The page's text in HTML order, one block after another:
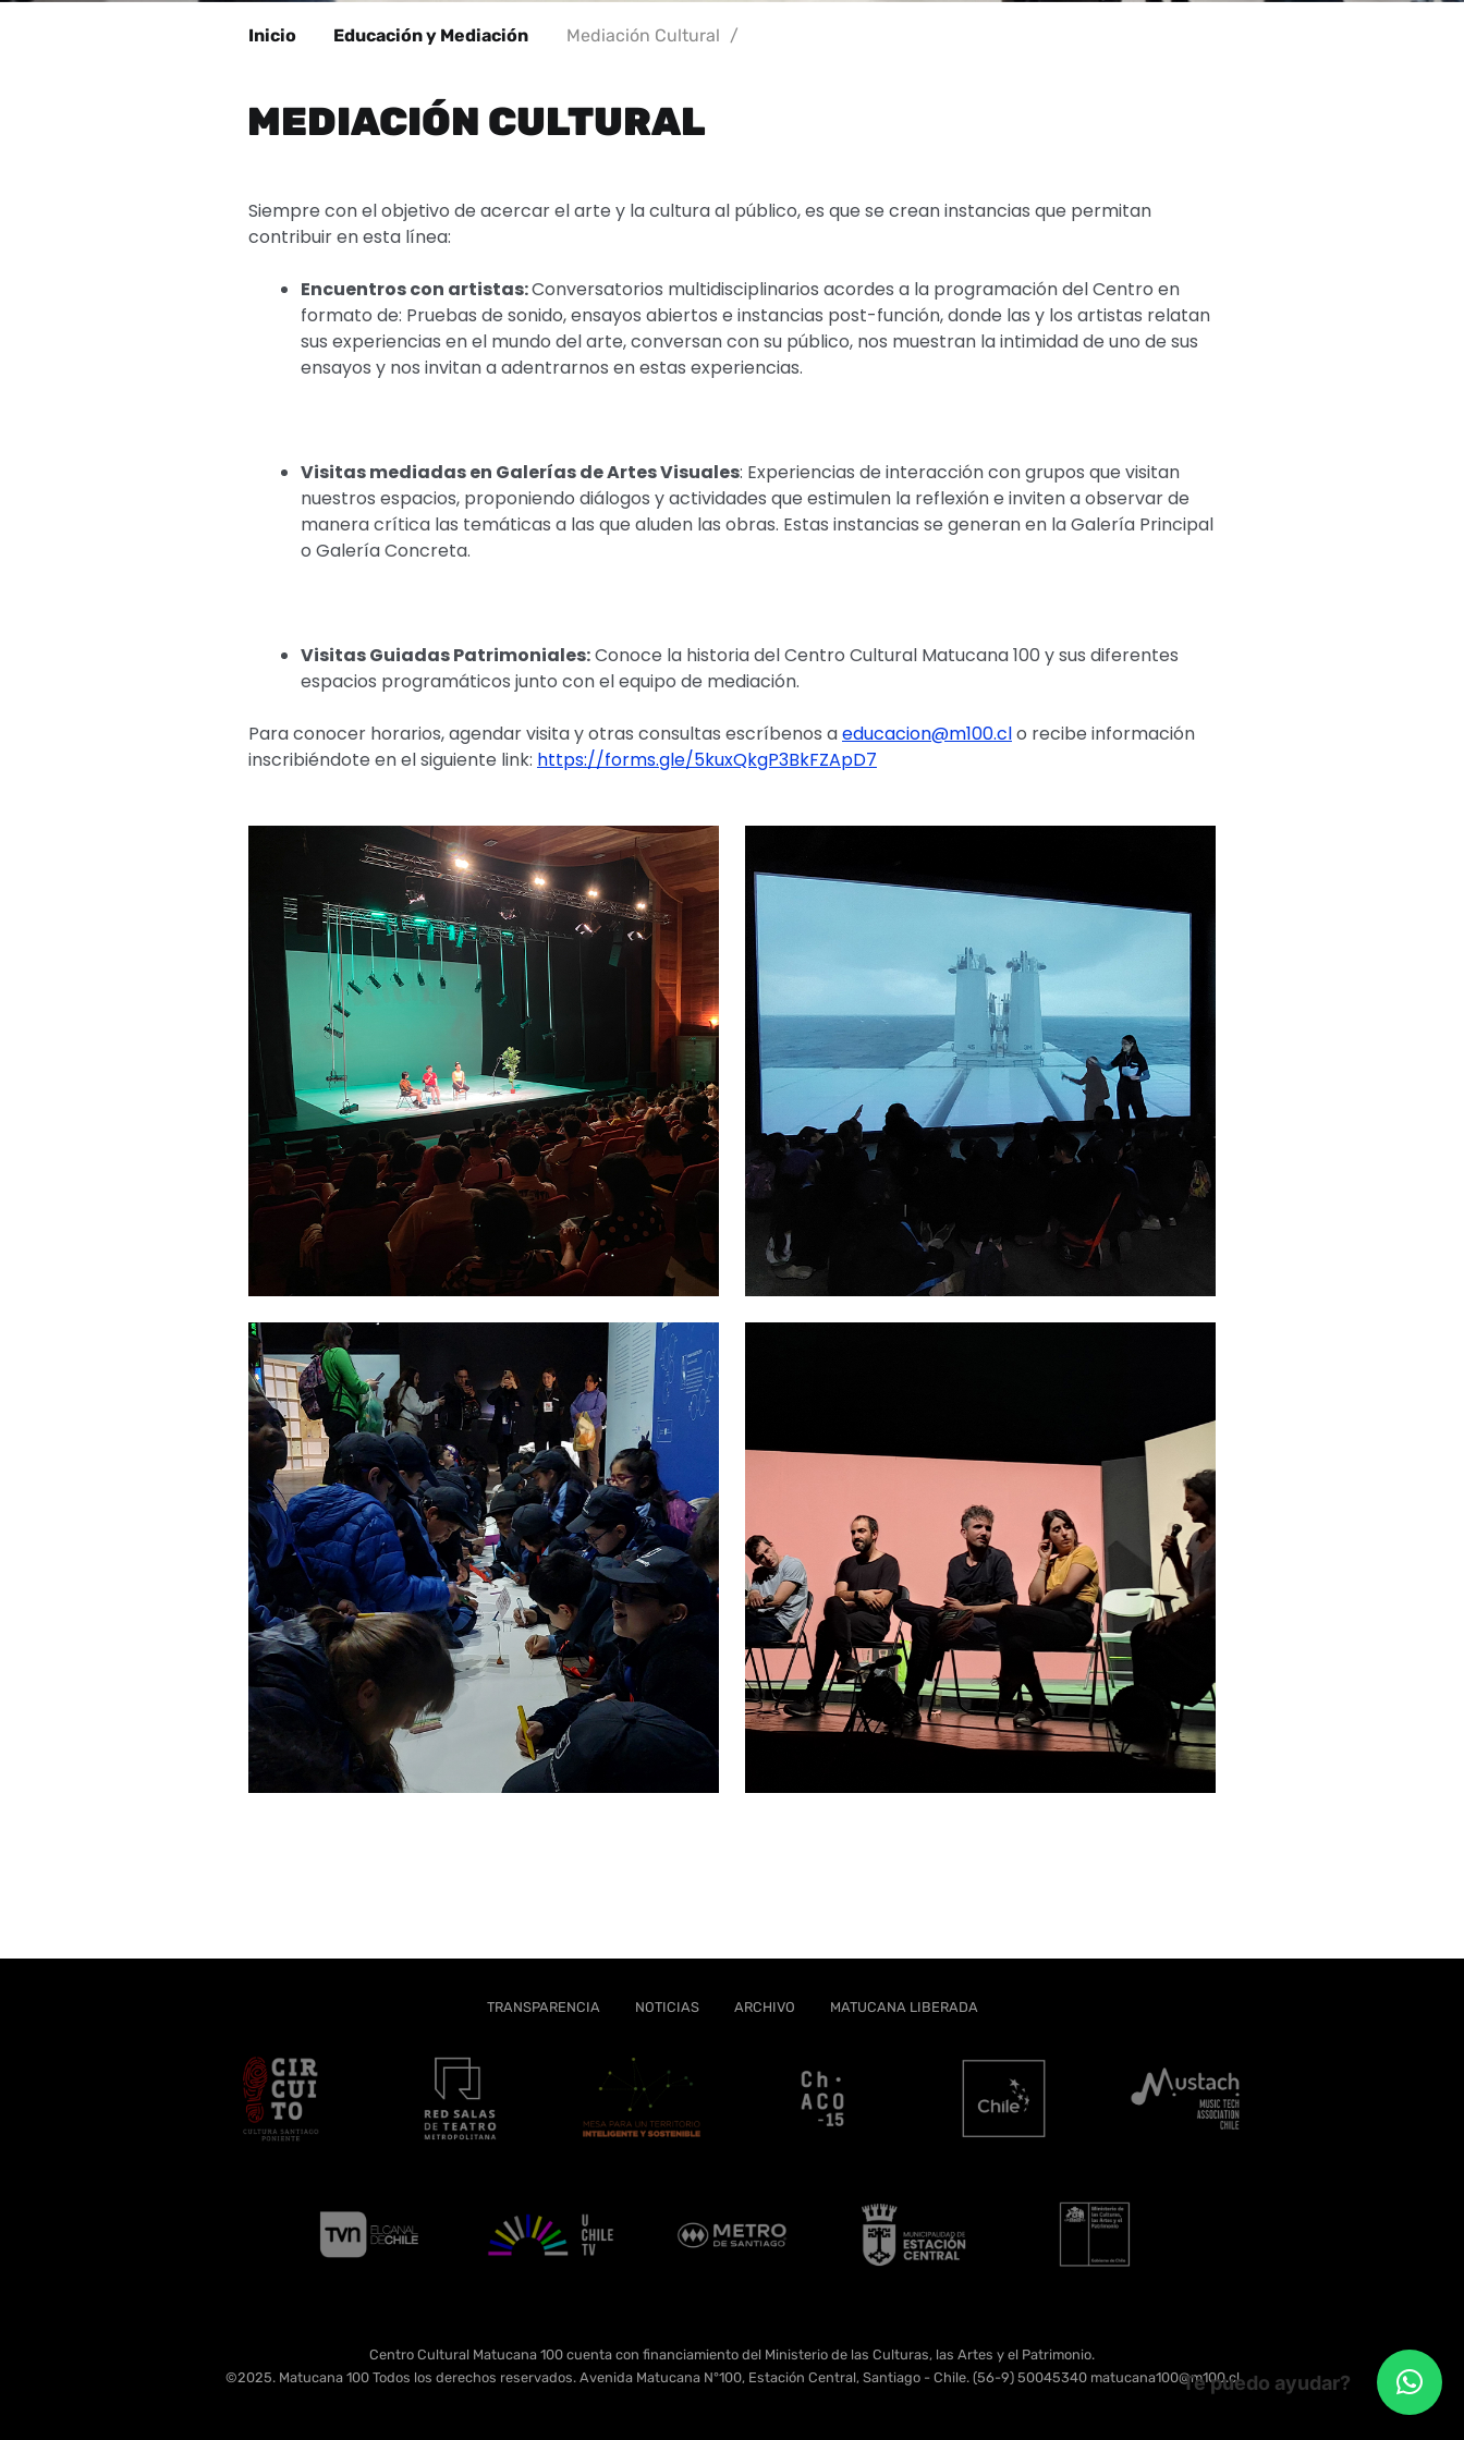
Inicio Educación y Mediación Mediación Cultural /
MEDIACIÓN CULTURAL
Siempre con el objetivo de acercar el arte y la cultura al público, es que se crean instancias que permitan
contribuir en esta línea:
Encuentros con artistas:Conversatorios multidisciplinarios acordes a la programación del Centro en
formato de: Pruebas de sonido, ensayos abiertos e instancias post-función, donde las y los artistas relatan
sus experiencias en el mundo del arte, conversan con su público, nos muestran la intimidad de uno de sus
ensayos y nos invitan a adentrarnos en estas experiencias.
Visitas mediadas en Galerías de Artes Visuales: Experiencias de interacción con grupos que visitan
nuestros espacios, proponiendo diálogos y actividades que estimulen la reflexión e inviten a observar de
manera crítica las temáticas a las que aluden las obras. Estas instancias se generan en la Galería Principal
o Galería Concreta.
Visitas Guiadas Patrimoniales:Conoce la historia del Centro Cultural Matucana 100 y sus diferentes
espacios programáticos junto con el equipo de mediación.
Para conocer horarios, agendar visita y otras consultas escríbenos aeducacion@m100.clo recibe información
inscribiéndote en el siguiente link: https://forms.gle/5kuxQkgP3BkFZApD7
TRANSPARENCIA NOTICIAS ARCHIVO MATUCANA LIBERADA
Centro Cultural Matucana 100 cuenta con financiamiento del Ministerio de las Culturas, las Artes y el Patrimonio.
©2025. Matucana 100 Todos los derechos reservados. Avenida Matucana N°100, Estación Central, Santiago - Chile. (56-9) 50045340 matucana100@m100.clTe puedo ayudar?